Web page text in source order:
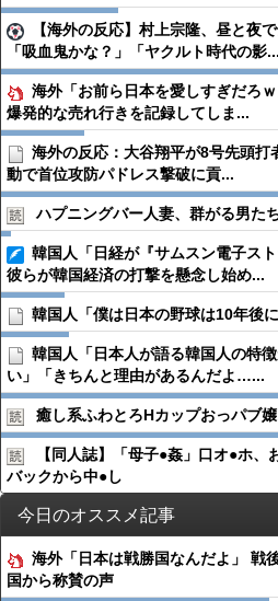
【海外の反応】村上宗隆、昼と夜
「吸血鬼かな？」「ヤクルト時代の影...
海外「お前ら日本を愛しすぎだろ
爆発的な売れ行きを記録してしま...
海外の反応：大谷翔平が8号先頭
動で首位攻防パドレス撃破に貢...
ハプニングバー人妻、群がる男た
韓国人「日経が『サムスン電子ス
彼らが韓国経済の打撃を懸念し始め...
韓国人「僕は日本の野球は10年後
韓国人「日本人が語る韓国人の特
い」「きちんと理由があるんだよ…...
癒し系ふわとろHカップおっパブ
【同人誌】「母子●︎姦」口オ●︎ホ
バックから中●︎し
今日のオススメ記事
海外「日本は戦勝国なんだよ」 戦
国から称賛の声